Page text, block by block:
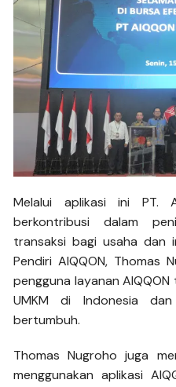
Melalui aplikasi ini PT.
berkontribusi dalam
transaksi bagi usaha dan
Pendiri AIQQON, Thomas
pengguna layanan
UMKM di Indonesia
bertumbuh.
Thomas Nugroho juga
menggunakan aplikasi